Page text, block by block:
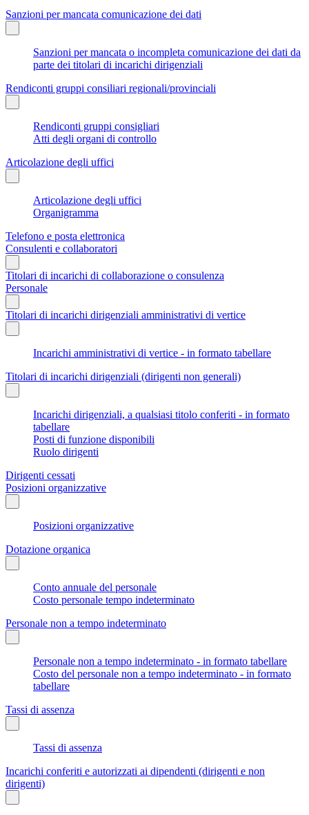
Sanzioni per mancata comunicazione dei dati
Sanzioni per mancata o incompleta comunicazione dei dati da
parte dei titolari di incarichi dirigenziali
Rendiconti gruppi consiliari regionali/provinciali
Rendiconti gruppi consigliari
Atti degli organi di controllo
Articolazione degli uffici
Articolazione degli uffici
Organigramma
Telefono e posta elettronica
Consulenti e collaboratori
Titolari di incarichi di collaborazione o consulenza
Personale
Titolari di incarichi dirigenziali amministrativi di vertice
Incarichi amministrativi di vertice - in formato tabellare
Titolari di incarichi dirigenziali (dirigenti non generali)
Incarichi dirigenziali, a qualsiasi titolo conferiti - in formato
tabellare
Posti di funzione disponibili
Ruolo dirigenti
Dirigenti cessati
Posizioni organizzative
Posizioni organizzative
Dotazione organica
Conto annuale del personale
Costo personale tempo indeterminato
Personale non a tempo indeterminato
Personale non a tempo indeterminato - in formato tabellare
Costo del personale non a tempo indeterminato - in formato
tabellare
Tassi di assenza
Tassi di assenza
Incarichi conferiti e autorizzati ai dipendenti (dirigenti e non
dirigenti)